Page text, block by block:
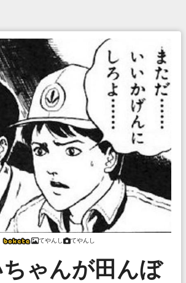
てやんし てやんし
ゃんが田んぼ